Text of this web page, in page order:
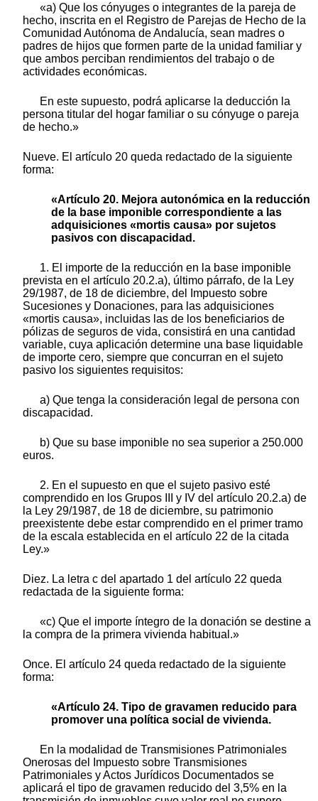
«a) Que los cónyuges o integrantes de la pareja de
hecho, inscrita en el Registro de Parejas de Hecho de la
Comunidad Autónoma de Andalucía, sean madres o
padres de hijos que formen parte de la unidad familiar y
que ambos perciban rendimientos del trabajo o de
actividades económicas.
En este supuesto, podrá aplicarse la deducción la
persona titular del hogar familiar o su cónyuge o pareja
de hecho.»
Nueve. El artículo 20 queda redactado de la siguiente
forma:
«Artículo 20. Mejora autonómica en la reducción
de la base imponible correspondiente a las
adquisiciones «mortis causa» por sujetos
pasivos con discapacidad.
1. El importe de la reducción en la base imponible
prevista en el artículo 20.2.a), último párrafo, de la Ley
29/1987, de 18 de diciembre, del Impuesto sobre
Sucesiones y Donaciones, para las adquisiciones
«mortis causa», incluidas las de los beneficiarios de
pólizas de seguros de vida, consistirá en una cantidad
variable, cuya aplicación determine una base liquidable
de importe cero, siempre que concurran en el sujeto
pasivo los siguientes requisitos:
a) Que tenga la consideración legal de persona con
discapacidad.
b) Que su base imponible no sea superior a 250.000
euros.
2. En el supuesto en que el sujeto pasivo esté
comprendido en los Grupos III y IV del artículo 20.2.a) de
la Ley 29/1987, de 18 de diciembre, su patrimonio
preexistente debe estar comprendido en el primer tramo
de la escala establecida en el artículo 22 de la citada
Ley.»
Diez. La letra c del apartado 1 del artículo 22 queda
redactada de la siguiente forma:
«c) Que el importe íntegro de la donación se destine a
la compra de la primera vivienda habitual.»
Once. El artículo 24 queda redactado de la siguiente
forma:
«Artículo 24. Tipo de gravamen reducido para
promover una política social de vivienda.
En la modalidad de Transmisiones Patrimoniales
Onerosas del Impuesto sobre Transmisiones
Patrimoniales y Actos Jurídicos Documentados se
aplicará el tipo de gravamen reducido del 3,5% en la